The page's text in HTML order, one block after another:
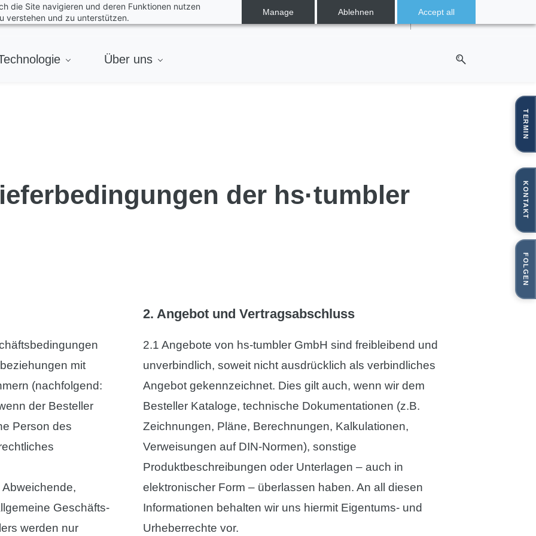
die Site navigieren und deren Funktionen nutzen
verstehen und zu unterstützen.
Manage Ablehnen Accept all
Über uns
der hs·tumbler
mit
(nachfolgend:
der Besteller
Person des
Geschäfts-
werden nur
2. Angebot und Vertragsabschluss
2.1 Angebote von hs-tumbler GmbH sind freibleibend und
unverbindlich, soweit nicht ausdrücklich als verbindliches
Angebot gekennzeichnet. Dies gilt auch, wenn wir dem
Besteller Kataloge, technische Dokumentationen (z.B.
Zeichnungen, Pläne, Berechnungen, Kalkulationen,
Verweisungen auf DIN-Normen), sonstige
Produktbeschreibungen oder Unterlagen – auch in
elektronischer Form – überlassen haben. An all diesen
Informationen behalten wir uns hiermit Eigentums- und
Urheberrechte vor.
TERMIN
KONTAKT
FOLGEN